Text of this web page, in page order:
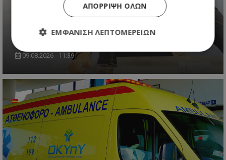
Λετυμπιώτης: «Το μείζον είναι η
Τουρκία να επανέλθει στο τραπέζι
των διαπραγματεύσεων»
09.08.2026 - 11:39
ΑΠΌΡΡΙΨΗ ΌΛΩΝ
ΕΜΦΆΝΙΣΗ ΛΕΠΤΟΜΕΡΕΙΏΝ
Στόχευσης
Λειτουργικότητας
Μη ταξινομημένα
Τα απολύτως απαραίτητα cookies επιτρέπουν
βασικές λειτουργίες του ιστότοπου, όπως τη
σύνδεση χρήστη και τη διαχείριση λογαριασμού.
Ο ιστότοπος δεν μπορεί να χρησιμοποιηθεί σωστά
χωρίς τα απολύτως απαραίτητα cookies.